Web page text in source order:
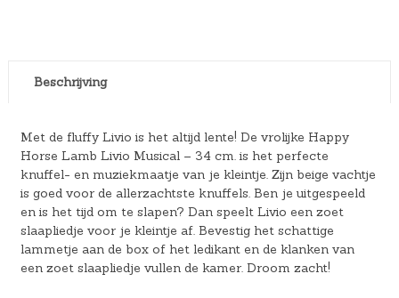
Beschrijving
Met de fluffy Livio is het altijd lente! De vrolijke Happy
Horse Lamb Livio Musical – 34 cm. is het perfecte
knuffel- en muziekmaatje van je kleintje. Zijn beige vachtje
is goed voor de allerzachtste knuffels. Ben je uitgespeeld
en is het tijd om te slapen? Dan speelt Livio een zoet
slaapliedje voor je kleintje af. Bevestig het schattige
lammetje aan de box of het ledikant en de klanken van
een zoet slaapliedje vullen de kamer. Droom zacht!